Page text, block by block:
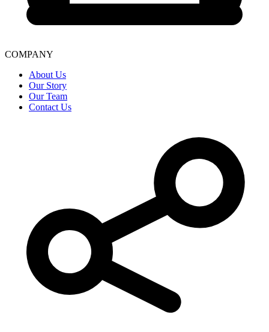
COMPANY
About Us
Our Story
Our Team
Contact Us